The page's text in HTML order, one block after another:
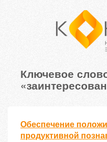
Ключевое
Обеспечение
продуктивной